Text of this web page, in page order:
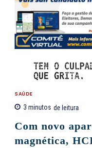
SAÚDE
3 minutos de leitura
Com novo
magnética,